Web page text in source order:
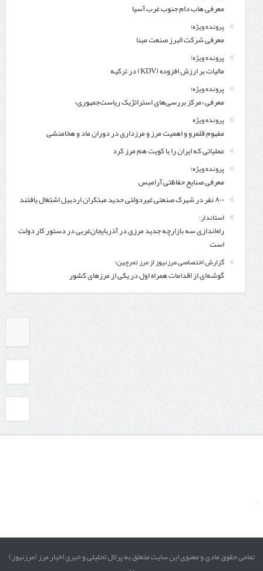
معرفی هاب دام جنوب غرب آسیا
پرونده ویژه؛
معرفی شركت البرز صنعت مبنا
پرونده ویژه؛
مالیات بر ارزش افزوده (KDV) در ترکیه
پرونده ویژه؛
معرفی «مرکز بررسی‌های استراتژیک ریاست‌جمهوری»
پرونده ویژه
مفهوم قلمرو و اهمیت مرز و مرزداری در دوران ماد و هخامنشی
عملیاتی که ایران را با کویت هم مرز کرد
پرونده ویژه؛
معرفی صنایع حفاظتی آرامیس
۸۰۰ نفر در شهرک صنعتی غیردولتی حدید مبتکران اردبیل اشتغال یافتند
استاندار:
راه‌اندازی سه بازارچه جدید مرزی در آذربایجان‌غربی در دستور کار دولت
است
گزارش اختصاصی مرزنیوز از مرز تمرچین؛
گوشه‌ای از اقدامات همراه اول در یکی از مرزهای کشور
تمامی حقوق مادی و معنوی این سایت متعلق به پرتال تحلیلی و خبری اخبار مرز (مرزنیوز)